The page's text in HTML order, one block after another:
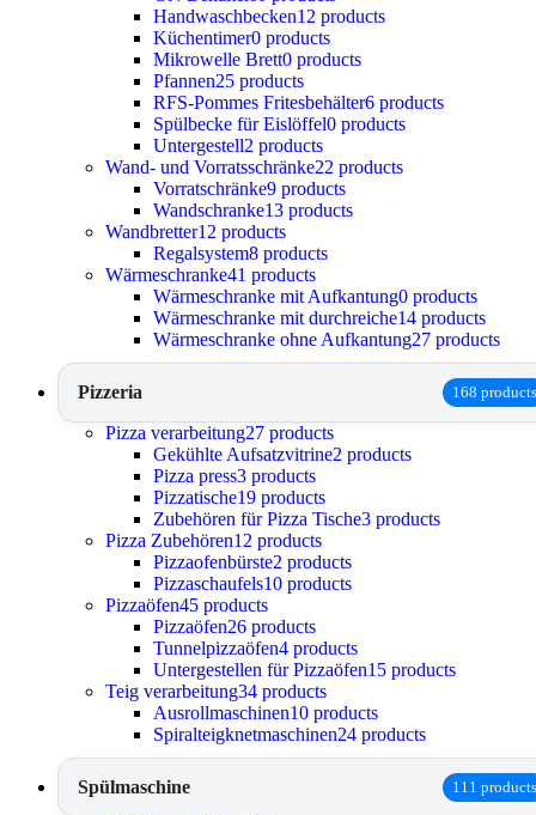
Handwaschbecken12 products
Küchentimer0 products
Mikrowelle Brett0 products
Pfannen25 products
RFS-Pommes Fritesbehälter6 products
Spülbecke für Eislöffel0 products
Untergestell2 products
Wand- und Vorratsschränke22 products
Vorratschränke9 products
Wandschranke13 products
Wandbretter12 products
Regalsystem8 products
Wärmeschranke41 products
Wärmeschranke mit Aufkantung0 products
Wärmeschranke mit durchreiche14 products
Wärmeschranke ohne Aufkantung27 products
Pizzeria 168 products
Pizza verarbeitung27 products
Gekühlte Aufsatzvitrine2 products
Pizza press3 products
Pizzatische19 products
Zubehören für Pizza Tische3 products
Pizza Zubehören12 products
Pizzaofenbürste2 products
Pizzaschaufels10 products
Pizzaöfen45 products
Pizzaöfen26 products
Tunnelpizzaöfen4 products
Untergestellen für Pizzaöfen15 products
Teig verarbeitung34 products
Ausrollmaschinen10 products
Spiralteigknetmaschinen24 products
Spülmaschine 111 products